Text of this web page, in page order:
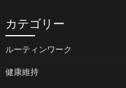
カテゴリー
ルーティンワーク
健康維持